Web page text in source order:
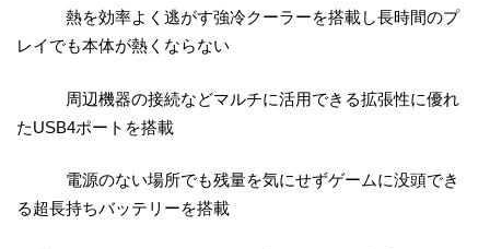
熱を効率よく逃がす強冷クーラーを搭載し長時間のプ
レイでも本体が熱くならない
周辺機器の接続などマルチに活用できる拡張性に優れ
たUSB4ポートを搭載
電源のない場所でも残量を気にせずゲームに没頭でき
る超長持ちバッテリーを搭載